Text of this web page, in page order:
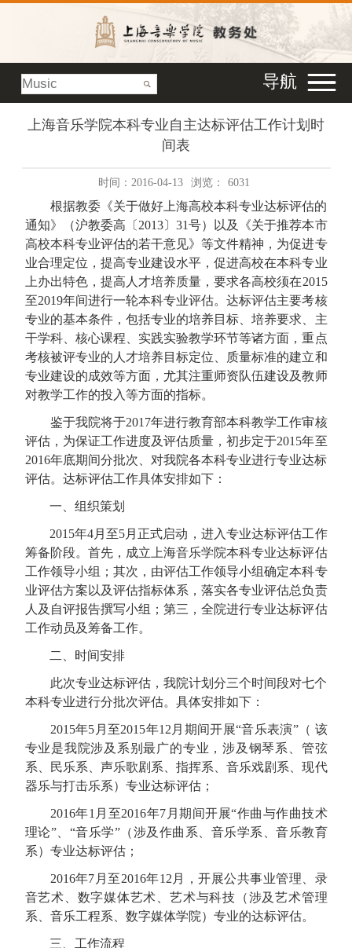
导航
上海音乐学院本科专业自主达标评估工作计划时
间表
时间：2016-04-13 浏览： 6031
根据教委《关于做好上海高校本科专业达标评估的
通知》（沪教委高〔 2013〕31号）以及《关于推荐本市
高校本科专业评估的若干意见》等文件精神，为促进专
业合理定位，提高专业建设水平，促进高校在本科专业
上办出特色，提高人才培养质量，要求各高校须在2015
至2019年间进行一轮本科专业评估。达标评估主要考核
专业的基本条件，包括专业的培养目标、培养要求、主
干学科、核心课程、实践实验教学环节等诸方面，重点
考核被评专业的人才培养目标定位、质量标准的建立和
专业建设的成效等方面，尤其注重师资队伍建设及教师
对教学工作的投入等方面的指标。
鉴于我院将于2017年进行教育部本科教学工作审核
评估，为保证工作进度及评估质量，初步定于2015年至
2016年底期间分批次、对我院各本科专业进行专业达标
评估。达标评估工作具体安排如下：
一、组织策划
2015年4月至5月正式启动，进入专业达标评估工作
筹备阶段。首先，成立上海音乐学院本科专业达标评估
工作领导小组；其次，由评估工作领导小组确定本科专
业评估方案以及评估指标体系，落实各专业评估总负责
人及自评报告撰写小组；第三，全院进行专业达标评估
工作动员及筹备工作。
二、时间安排
此次专业达标评估，我院计划分三个时间段对七个
本科专业进行分批次评估。具体安排如下：
2015年5 月至2015年12 月期间开展“音乐表演”（ 该
专业是我院涉及系别最广的专业，涉及钢琴系、管弦
系、民乐系、声乐歌剧系、指挥系、音乐戏剧系、现代
器乐与打击乐系）专业达标评估；
2016年1 月至2016年7 月期间开展“作曲与作曲技术
理论”、“音乐学”（涉及作曲系、音乐学系、音乐教育
系）专业达标评估；
2016年7 月至2016年12 月，开展公共事业管理、录
音艺术、数字媒体艺术、艺术与科技（涉及艺术管理
系、音乐工程系、数字媒体学院）专业的达标评估。
三、工作流程